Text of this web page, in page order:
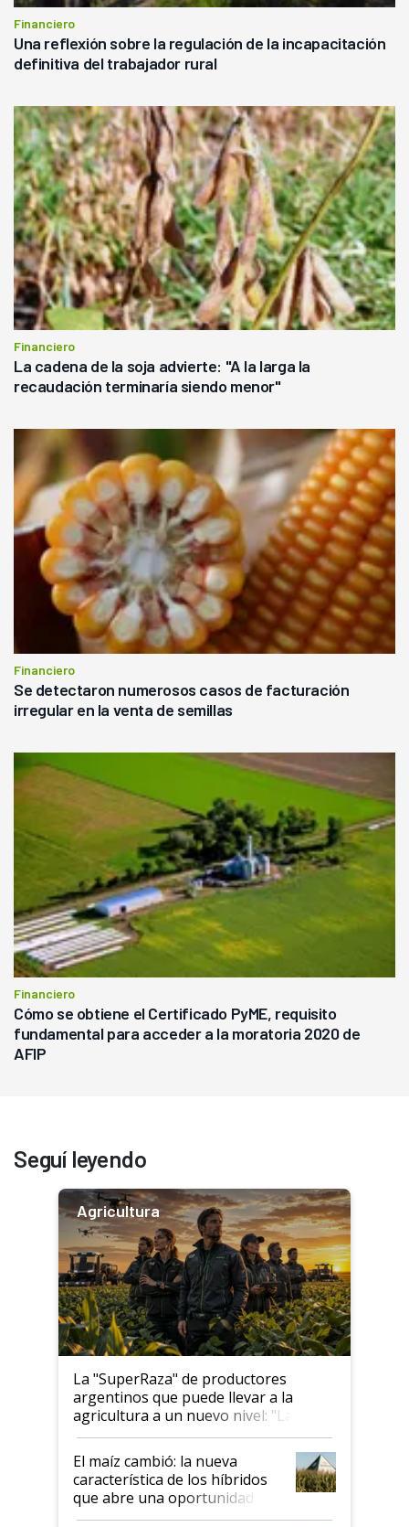
Financiero
Una reflexión sobre la regulación de la incapacitación
definitiva del trabajador rural
Financiero
La cadena de la soja advierte: "A la larga la
recaudación terminaría siendo menor"
Financiero
Se detectaron numerosos casos de facturación
irregular en la venta de semillas
Financiero
Cómo se obtiene el Certificado PyME, requisito
fundamental para acceder a la moratoria 2020 de
AFIP
Seguí leyendo
Agricultura
La "SuperRaza" de productores
argentinos que puede llevar a la
agricultura a un nuevo nivel: "Las
posibilidades de crecimiento son
infinitas"
El maíz cambió: la nueva
característica de los híbridos
que abre una oportunidad en
el lote